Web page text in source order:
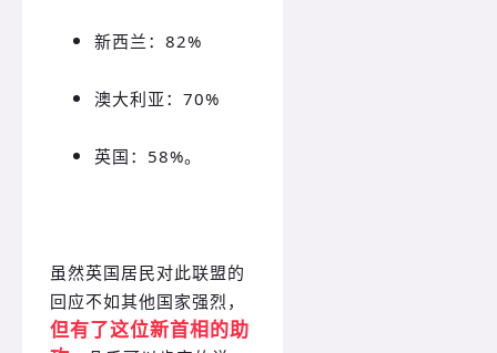
新西兰：82%
澳大利亚：70%
英国：58%。
虽然英国居民对此联盟的
回应不如其他国家强烈，
但有了这位新首相的助